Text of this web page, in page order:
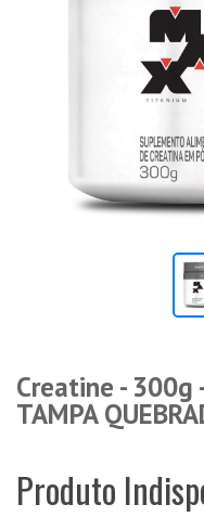
Creatine - 300g
TAMPA
Produto